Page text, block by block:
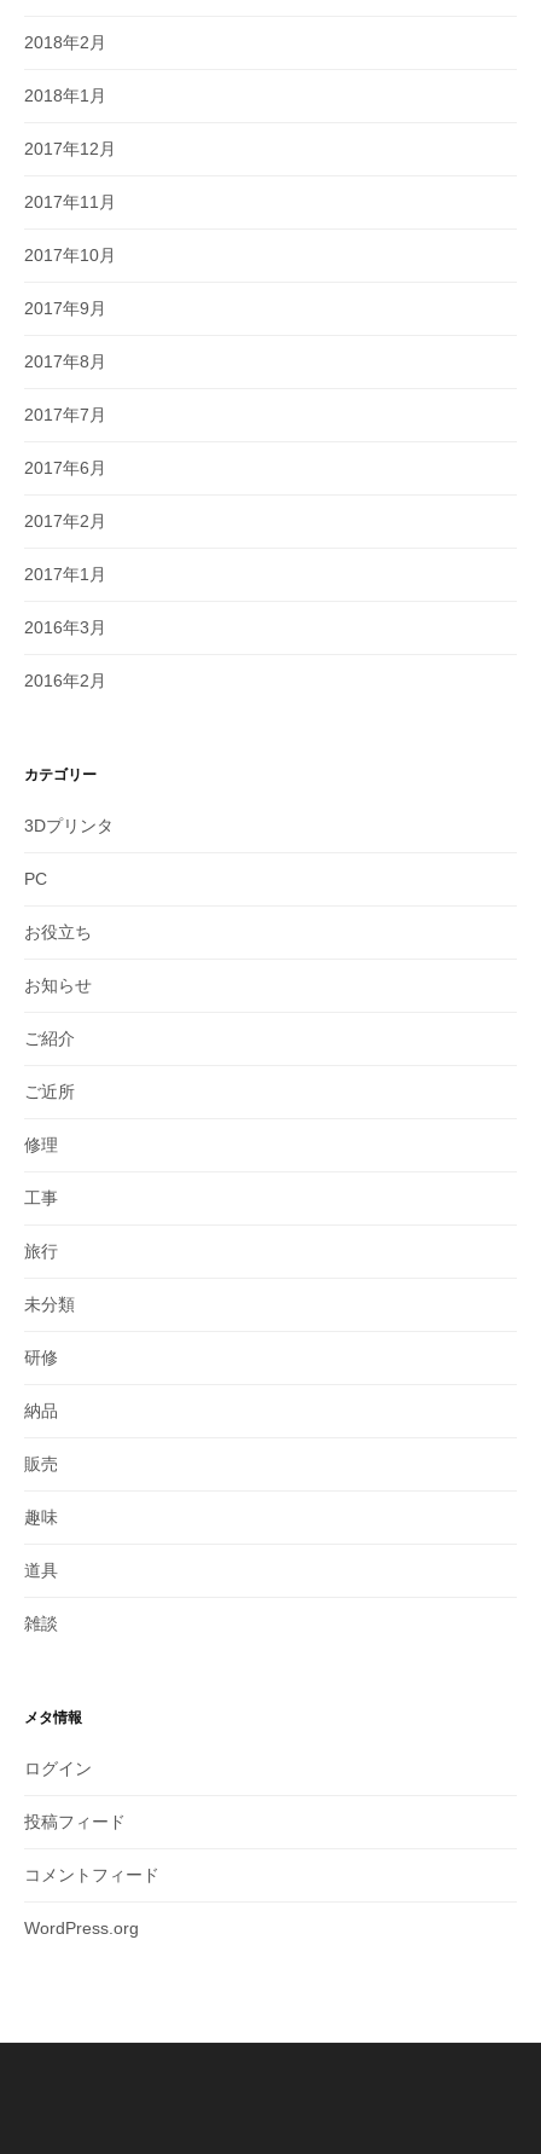
2018年2月
2018年1月
2017年12月
2017年11月
2017年10月
2017年9月
2017年8月
2017年7月
2017年6月
2017年2月
2017年1月
2016年3月
2016年2月
カテゴリー
3Dプリンタ
PC
お役立ち
お知らせ
ご紹介
ご近所
修理
工事
旅行
未分類
研修
納品
販売
趣味
道具
雑談
メタ情報
ログイン
投稿フィード
コメントフィード
WordPress.org